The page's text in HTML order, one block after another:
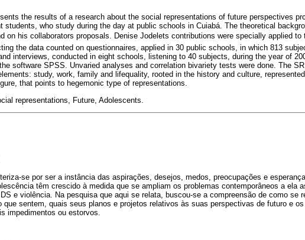
the results of a research about the social representations of future perspectives
students, who study during the day at public schools in Cuiabá. The theoretical
on his collaborators proposals. Denise Jodelets contributions were specially applied
the data counted on questionnaires, applied in 30 public schools, in which 813
interviews, conducted in eight schools, listening to 40 subjects, during the year of
software SPSS. Unvaried analyses and correlation bivariety tests were done. The
study, work, family and lifequality, rooted in the history and culture,
that points to hegemonic type of representations.
representations, Future, Adolescents.
se por ser a instância das aspirações, desejos, medos, preocupações e
têm crescido à medida que se ampliam os problemas contemporâneos a ela
e violência. Na pesquisa que aqui se relata, buscou-se a compreensão de como se
que sentem, quais seus planos e projetos relativos às suas perspectivas de futuro e
impedimentos ou estorvos.